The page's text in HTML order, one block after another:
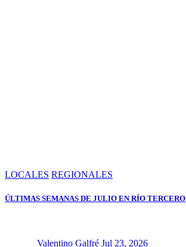
LOCALES REGIONALES
ÚLTIMAS SEMANAS DE JULIO EN RÍO TERCERO
Valentino Galfré Jul 23, 2026